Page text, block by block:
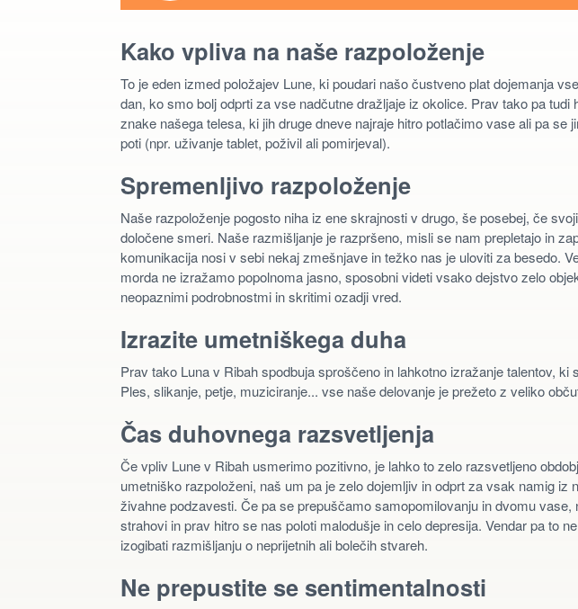
Kako vpliva na naše razpoloženje
To je eden izmed položajev Lune, ki poudari našo čustveno plat dojemanja
dan, ko smo bolj odprti za vse nadčutne dražljaje iz okolice. Prav tako pa tudi
znake našega telesa, ki jih druge dneve najraje hitro potlačimo vase ali pa se
poti (npr. uživanje tablet, poživil ali pomirjeval).
Spremenljivo razpoloženje
Naše razpoloženje pogosto niha iz ene skrajnosti v drugo, še posebej, če
določene smeri. Naše razmišljanje je razpršeno, misli se nam prepletajo in
komunikacija nosi v sebi nekaj zmešnjave in težko nas je uloviti za besedo.
morda ne izražamo popolnoma jasno, sposobni videti vsako dejstvo zelo
neopaznimi podrobnostmi in skritimi ozadji vred.
Izrazite umetniškega duha
Prav tako Luna v Ribah spodbuja sproščeno in lahkotno izražanje talentov, ki
Ples, slikanje, petje, muziciranje... vse naše delovanje je prežeto z veliko
Čas duhovnega razsvetljenja
Če vpliv Lune v Ribah usmerimo pozitivno, je lahko to zelo razsvetljeno
umetniško razpoloženi, naš um pa je zelo dojemljiv in odprt za vsak namig iz
živahne podzavesti. Če pa se prepuščamo samopomilovanju in dvomu
strahovi in prav hitro se nas poloti malodušje in celo depresija. Vendar pa to
izogibati razmišljanju o neprijetnih ali bolečih stvareh.
Ne prepustite se sentimentalnosti